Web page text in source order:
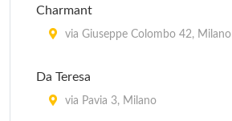
Charmant
via Giuseppe Colombo 42, Milano
Da Teresa
via Pavia 3, Milano